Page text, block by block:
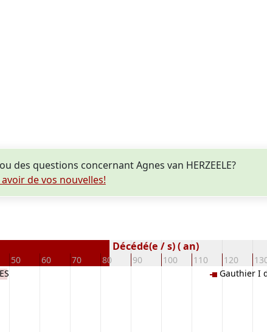
questions concernant Agnes van HERZEELE?
de vos nouvelles!
50 60 70 80 90 100 110 120
Décédé(e / s) ( an)
Gauthier I